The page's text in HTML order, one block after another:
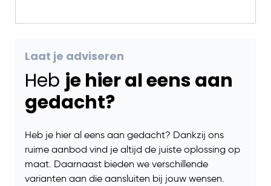
Laat je adviseren
Heb je hier al eens aan
gedacht?
Heb je hier al eens aan gedacht? Dankzij ons
ruime aanbod vind je altijd de juiste oplossing op
maat. Daarnaast bieden we verschillende
varianten aan die aansluiten bij jouw wensen.